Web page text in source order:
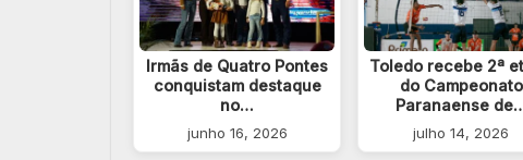
Irmãs de Quatro Pontes
conquistam destaque
no…
junho 16, 2026
Toledo recebe 2ª
do Campeonato
Paranaense
julho 14, 2026